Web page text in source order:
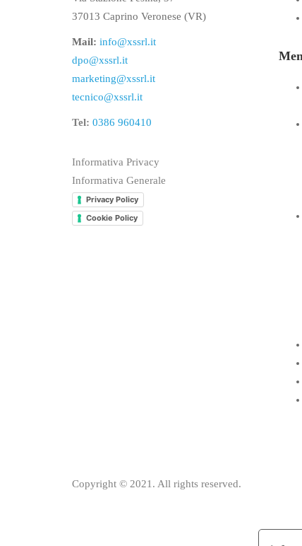
37013 Caprino Veronese (VR)
Mail: info@xssrl.it
dpo@xssrl.it
marketing@xssrl.it
tecnico@xssrl.it
Tel: 0386 960410
Informativa Privacy
Informativa Generale
Privacy Policy
Cookie Policy
Copyright © 2021. All rights reserved.